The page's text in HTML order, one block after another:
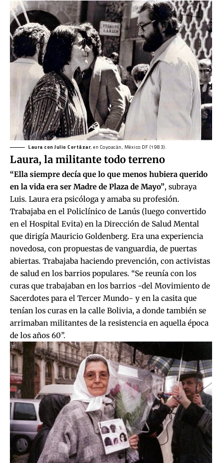
Laura con Julio Cortázar, en Coyoacán, México DF (1983).
Laura, la militante todo terreno
“Ella siempre decía que lo que menos hubiera querido
en la vida era ser Madre de Plaza de Mayo”, subraya
Luis. Laura era psicóloga y amaba su profesión.
Trabajaba en el Policlínico de Lanús (luego convertido
en el Hospital Evita) en la Dirección de Salud Mental
que dirigía Mauricio Goldenberg. Era una experiencia
novedosa, con propuestas de vanguardia, de puertas
abiertas. Trabajaba haciendo prevención, con activistas
de salud en los barrios populares. “Se reunía con los
curas que trabajaban en los barrios -del Movimiento de
Sacerdotes para el Tercer Mundo- y en la casita que
tenían los curas en la calle Bolivia, a donde también se
arrimaban militantes de la resistencia en aquella época
de los años 60”.